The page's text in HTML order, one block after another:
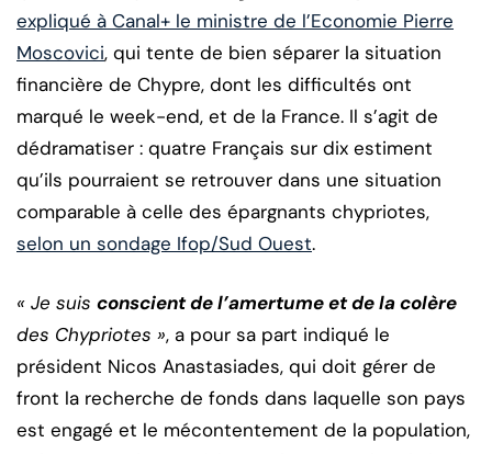
expliqué à Canal+ le ministre de l’Economie Pierre
Moscovici, qui tente de bien séparer la situation
financière de Chypre, dont les difficultés ont
marqué le week-end, et de la France. Il s’agit de
dédramatiser : quatre Français sur dix estiment
qu’ils pourraient se retrouver dans une situation
comparable à celle des épargnants chypriotes,
selon un sondage Ifop/Sud Ouest.
« Je suis conscient de l’amertume et de la colère
des Chypriotes », a pour sa part indiqué le
président Nicos Anastasiades, qui doit gérer de
front la recherche de fonds dans laquelle son pays
est engagé et le mécontentement de la population,